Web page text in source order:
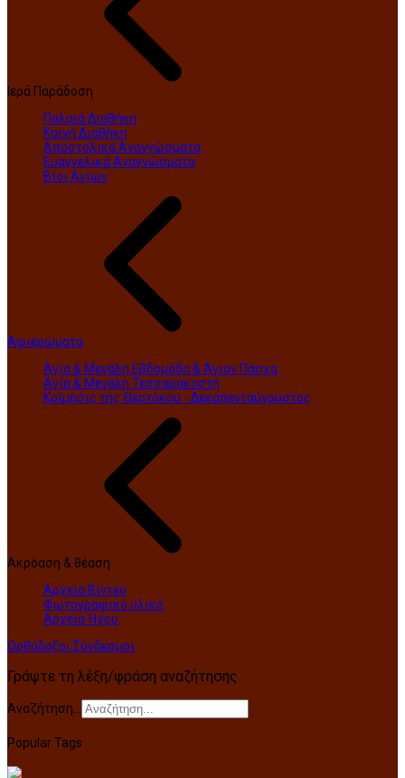
Ιερά Παράδοση
Παλαιά Διαθήκη
Καινή Διαθήκη
Αποστολικά Αναγνώσματα
Ευαγγελικά Αναγνώσματα
Βίοι Αγίων
Αφιερώματα
Αγία & Μεγάλη Εβδομάδα & Άγιον Πάσχα
Αγία & Μεγάλη Τεσσαρακοστή
Κοίμησις της Θεοτόκου - Δεκαπενταύγουστος
Ακρόαση & θέαση
Αρχεία Βίντεο
Φωτογραφικό υλικό
Αρχεία Ήχου
Ορθόδοξοι Σύνδεσμοι
Γράψτε τη λέξη/φράση αναζήτησης
Αναζήτηση...
Popular Tags